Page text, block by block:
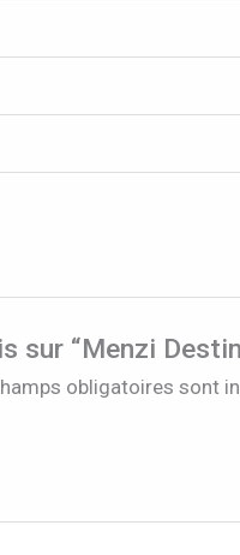
sur “Menzi
obligatoires sont